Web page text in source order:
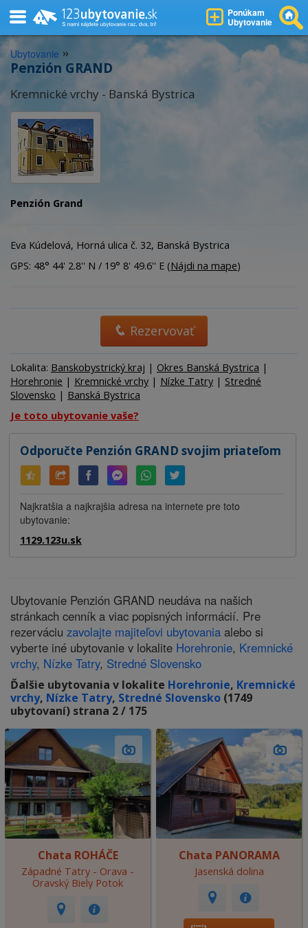
Ponúkam
Ubytovanie
Ubytovanie »
Penzión GRAND
Kremnické vrchy - Banská Bystrica
Penzión Grand
Eva Kúdelová, Horná ulica č. 32, Banská Bystrica
GPS: 48° 44' 2.8'' N / 19° 8' 49.6'' E (Nájdi na mape)
Rezervovať
Lokalita: Banskobystrický kraj | Okres Banská Bystrica |
Horehronie | Kremnické vrchy | Nízke Tatry | Stredné
Slovensko | Banská Bystrica
Je toto ubytovanie vaše?
Odporučte Penzión GRAND svojim priateľom
Najkratšia a najkrajšia adresa na internete pre toto
ubytovanie:
1129.123u.sk
Ubytovanie Penzión GRAND neudáva na našich
stránkach cenník a viac popisných informácií. Pre
rezerváciu zavolajte majiteľovi ubytovania alebo si
vyberte iné ubytovanie v lokalite Horehronie, Kremnické
vrchy, Nízke Tatry, Stredné Slovensko
Ďalšie ubytovania v lokalite Horehronie, Kremnické
vrchy, Nízke Tatry, Stredné Slovensko (1749
ubytovaní) strana 2 / 175
Chata ROHÁČE
Západné Tatry - Orava -
Oravský Biely Potok
Chata PANORAMA
Jasenská dolina